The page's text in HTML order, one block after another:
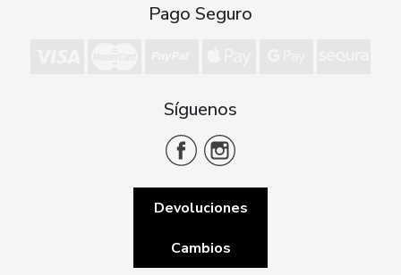
Pago Seguro
Síguenos
Devoluciones
Cambios